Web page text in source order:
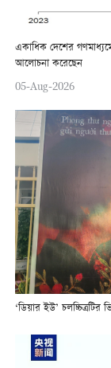
একাধিক দেশের
আলোচনা করেছেন
05-Aug-2026
‘ডিয়ার ইউ’ চলচ্চিত্রটির